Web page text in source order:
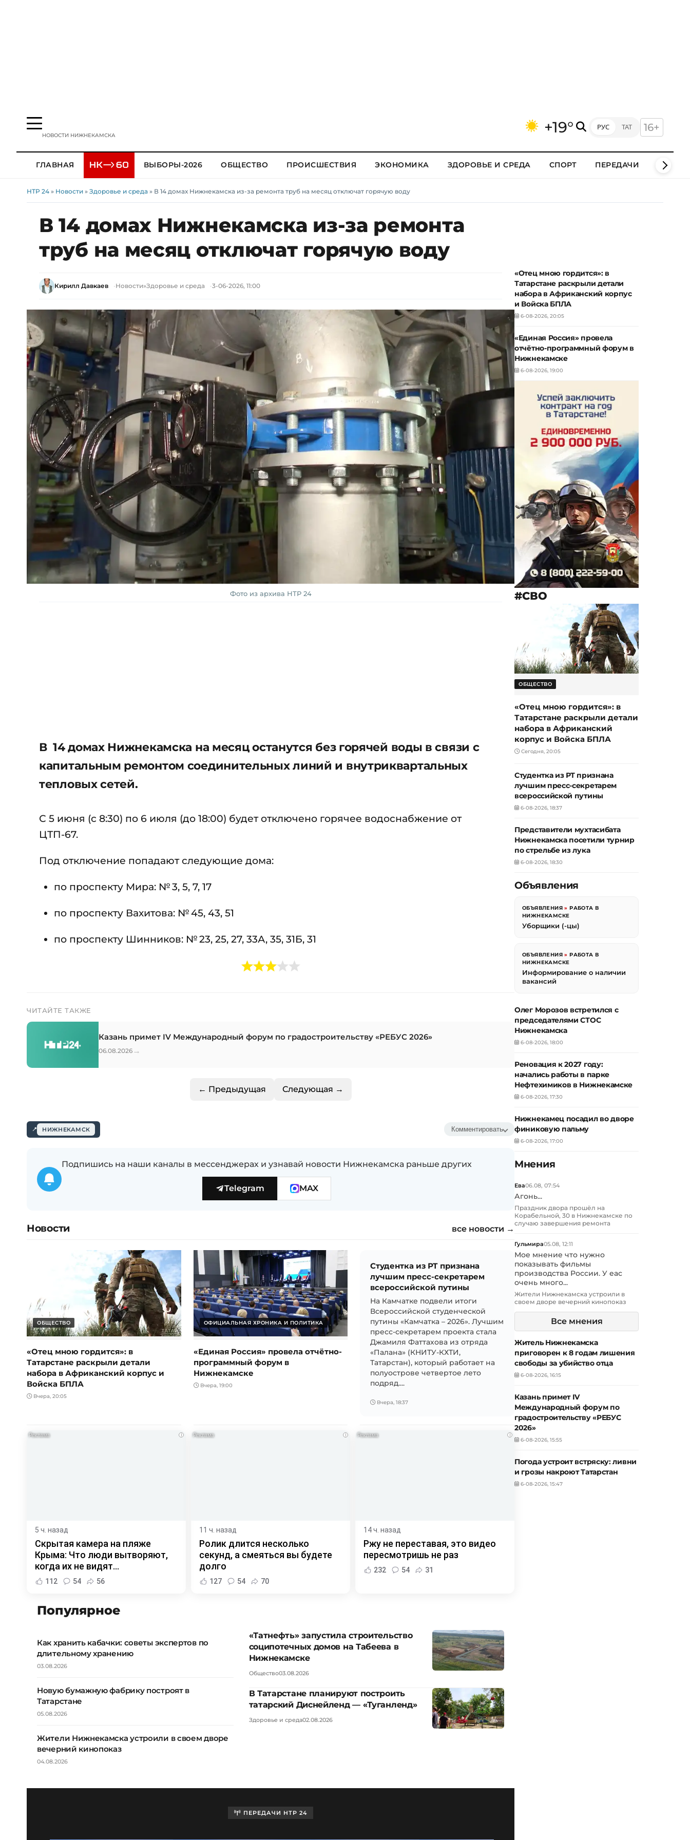
НОВОСТИ НИЖНЕКАМСКА +19° РУС ТАТ 16+
ГЛАВНАЯ ВЫБОРЫ-2026 ОБЩЕСТВО ПРОИСШЕСТВИЯ ЭКОНОМИКА ЗДОРОВЬЕ И СРЕДА СПОРТ ПЕРЕДАЧИ КЛИПЫ
НТР 24 » Новости » Здоровье и среда » В 14 домах Нижнекамска из-за ремонта труб на месяц отключат горячую воду
В 14 домах Нижнекамска из-за ремонта
труб на месяц отключат горячую воду
Кирилл Давкаев Новости»Здоровье и среда 3-06-2026, 11:00
Фото из архива НТР 24
В 14 домах Нижнекамска на месяц останутся без горячей воды в связи с
капитальным ремонтом соединительных линий и внутриквартальных
тепловых сетей.
С 5 июня (с 8:30) по 6 июля (до 18:00) будет отключено горячее водоснабжение от
ЦТП-67.
Под отключение попадают следующие дома:
по проспекту Мира: № 3, 5, 7, 17
по проспекту Вахитова: № 45, 43, 51
по проспекту Шинников: № 23, 25, 27, 33А, 35, 31Б, 31
ЧИТАЙТЕ ТАКЖЕ
Казань примет IV Международный форум по градостроительству «РЕБУС 2026»
06.08.2026 →
← Предыдущая Следующая →
НИЖНЕКАМСК Комментировать
Подпишись на наши каналы в мессенджерах и узнавай новости Нижнекамска раньше других
Telegram MAX
Новости все новости →
ОБЩЕСТВО
«Отец мною гордится»: в
Татарстане раскрыли детали
набора в Африканский корпус и
Войска БПЛА
Вчера, 20:05
ОФИЦИАЛЬНАЯ ХРОНИКА И ПОЛИТИКА
«Единая Россия» провела отчётно-
программный форум в
Нижнекамске
Вчера, 19:00
Студентка из РТ признана
лучшим пресс-секретарем
всероссийской путины
На Камчатке подвели итоги
Всероссийской студенческой
путины «Камчатка – 2026». Лучшим
пресс-секретарем проекта стала
Джамиля Фаттахова из отряда
«Палана» (КНИТУ-КХТИ,
Татарстан), который работает на
полуострове четвертое лето
подряд....
Вчера, 18:37
i
5 ч. назад
Скрытая камера на пляже
Крыма: Что люди вытворяют,
когда их не видят...
112 54 56
i
11 ч. назад
Ролик длится несколько
секунд, а смеяться вы будете
долго
127 54 70
i
14 ч. назад
Ржу не переставая, это видео
пересмотришь не раз
232 54 31
Популярное
Как хранить кабачки: советы экспертов по
длительному хранению
03.08.2026
Новую бумажную фабрику построят в
Татарстане
05.08.2026
Жители Нижнекамска устроили в своем дворе
вечерний кинопоказ
04.08.2026
«Татнефть» запустила строительство
соципотечных домов на Табеева в
Нижнекамске
Общество03.08.2026
В Татарстане планируют построить
татарский Диснейленд — «Туганленд»
Здоровье и среда02.08.2026
ПЕРЕДАЧИ НТР 24
«Отец мною гордится»: в
Татарстане раскрыли детали
набора в Африканский корпус
и Войска БПЛА
6-08-2026, 20:05
«Единая Россия» провела
отчётно-программный форум в
Нижнекамске
6-08-2026, 19:00
#СВО
ОБЩЕСТВО
«Отец мною гордится»: в
Татарстане раскрыли детали
набора в Африканский
корпус и Войска БПЛА
Сегодня, 20:05
Студентка из РТ признана
лучшим пресс-секретарем
всероссийской путины
6-08-2026, 18:37
Представители мухтасибата
Нижнекамска посетили турнир
по стрельбе из лука
6-08-2026, 18:30
Объявления
ОБЪЯВЛЕНИЯ »РАБОТА В
НИЖНЕКАМСКЕ
Уборщики (-цы)
ОБЪЯВЛЕНИЯ »РАБОТА В
НИЖНЕКАМСКЕ
Информирование о наличии
вакансий
Олег Морозов встретился с
председателями СТОС
Нижнекамска
6-08-2026, 18:00
Реновация к 2027 году:
начались работы в парке
Нефтехимиков в Нижнекамске
6-08-2026, 17:30
Нижнекамец посадил во дворе
финиковую пальму
6-08-2026, 17:00
Мнения
Ева06.08, 07:54
Агонь...
Праздник двора прошёл на
Корабельной, 30 в Нижнекамске по
случаю завершения ремонта
Гульмира05.08, 12:11
Мое мнение что нужно
показывать фильмы
производства России. У еас
очень много...
Жители Нижнекамска устроили в
своем дворе вечерний кинопоказ
Все мнения
Житель Нижнекамска
приговорен к 8 годам лишения
свободы за убийство отца
6-08-2026, 16:15
Казань примет IV
Международный форум по
градостроительству «РЕБУС
2026»
6-08-2026, 15:55
Погода устроит встряску: ливни
и грозы накроют Татарстан
6-08-2026, 15:47